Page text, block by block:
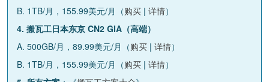
B. 1TB/月，155.99美元/月（购买 | 详情）
4. 搬瓦工日本东京 CN2 GIA（高端）
A. 500GB/月，89.99美元/月（购买 | 详情）
B. 1TB/月，155.99美元/月（购买 | 详情）